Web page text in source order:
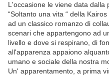
L'occasione le viene data dalla
“Soltanto una vita “ della
ad un classico romanzo di
scenari che appartengono ad
livello e dove si respirano, di
all'apparenza appaiono
umano e sociale della nostra
Un' apparentamento, a prima